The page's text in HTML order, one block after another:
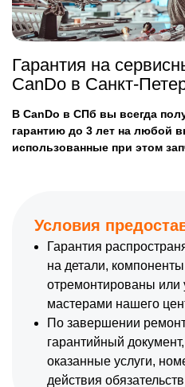
Гарантия на
CanDo в Санкт-
В CanDo в СПб вы всегда
гарантию до 3 лет на любой
использованные при этом
Условия
Гарантия
на детали,
отремонтированы или
мастерами нашего
По завершении
гарантийный
оказанные услуги,
действия